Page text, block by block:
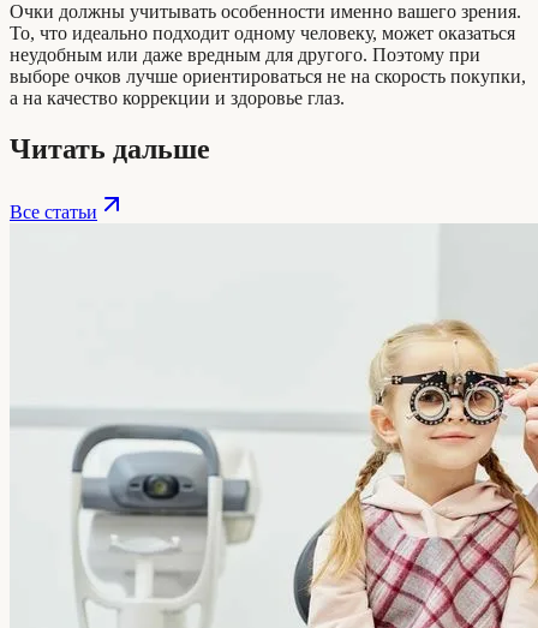
Очки должны учитывать особенности именно вашего зрения.
То, что идеально подходит одному человеку, может оказаться
неудобным или даже вредным для другого. Поэтому при
выборе очков лучше ориентироваться не на скорость покупки,
а на качество коррекции и здоровье глаз.
Читать дальше
Все статьи